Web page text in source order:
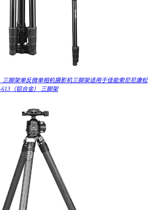
三脚架单反微单相机摄影机三脚架适用于佳能索尼尼康松
（铝合金） 三脚架